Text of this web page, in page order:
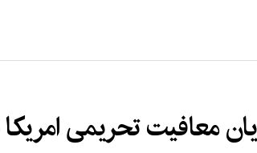
معافیت تحریمی امریکا